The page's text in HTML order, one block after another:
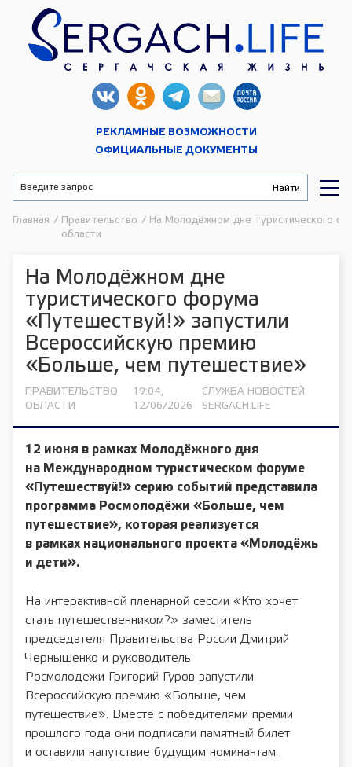
РЕКЛАМНЫЕ ВОЗМОЖНОСТИ
ОФИЦИАЛЬНЫЕ ДОКУМЕНТЫ
Главная /
Правительство
области
/ На Молодёжном дне туристического
На Молодёжном дне
туристического форума
«Путешествуй!» запустили
Всероссийскую премию
«Больше, чем путешествие»
ПРАВИТЕЛЬСТВО
ОБЛАСТИ
19:04,
12/06/2026
СЛУЖБА НОВОСТЕЙ
SERGACH.LIFE
12 июня в рамках Молодёжного дня
на Международном туристическом форуме
«Путешествуй!» серию событий представила
программа Росмолодёжи «Больше, чем
путешествие», которая реализуется
в рамках национального проекта «Молодёжь
и дети».
На интерактивной пленарной сессии «Кто хочет
стать путешественником?» заместитель
председателя Правительства России Дмитрий
Чернышенко и руководитель
Росмолодёжи Григорий Гуров запустили
Всероссийскую премию «Больше, чем
путешествие». Вместе с победителями премии
прошлого года они подписали памятный билет
и оставили напутствие будущим номинантам.